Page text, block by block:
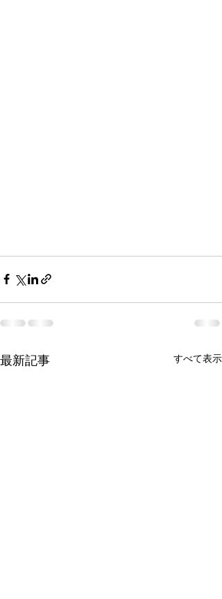
最新記事 すべて表示